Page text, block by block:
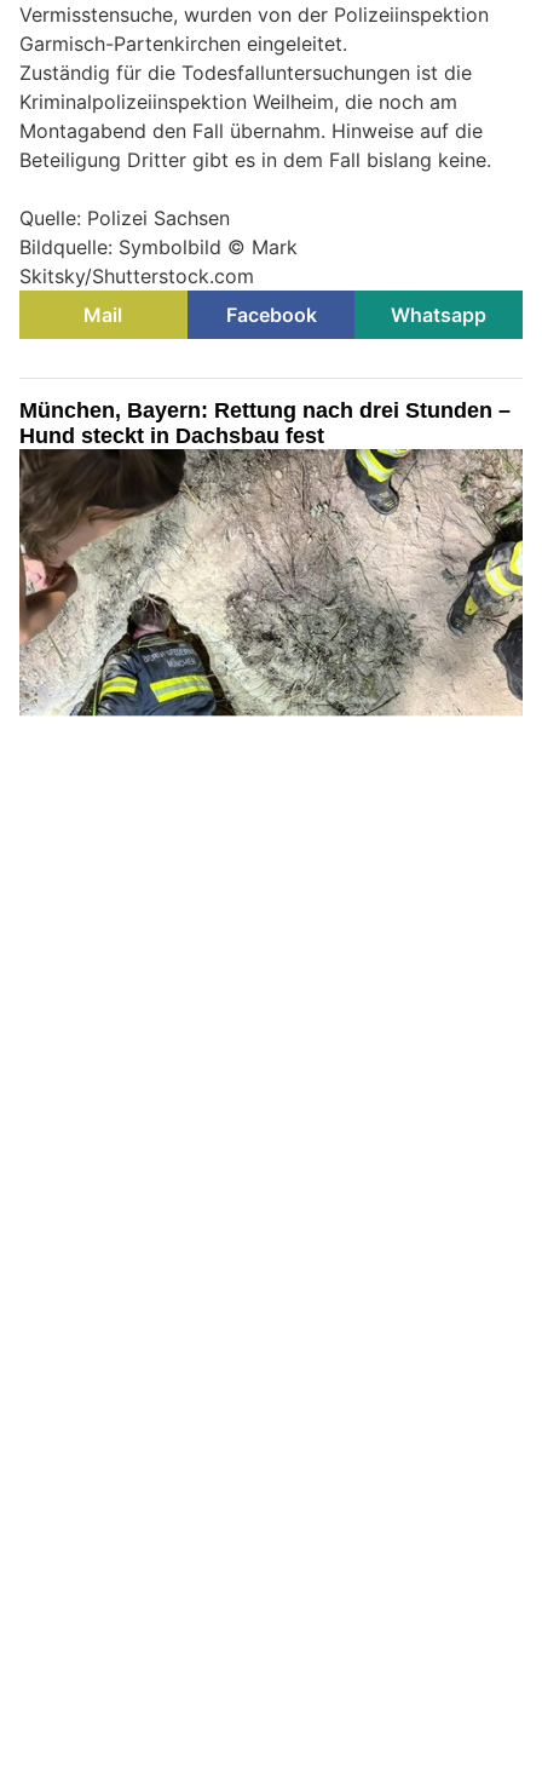
Vermisstensuche, wurden von der Polizeiinspektion
Garmisch-Partenkirchen eingeleitet.
Zuständig für die Todesfalluntersuchungen ist die
Kriminalpolizeiinspektion Weilheim, die noch am
Montagabend den Fall übernahm. Hinweise auf die
Beteiligung Dritter gibt es in dem Fall bislang keine.
Quelle: Polizei Sachsen
Bildquelle: Symbolbild © Mark
Skitsky/Shutterstock.com
Mail
Facebook Whatsapp
München, Bayern: Rettung nach drei Stunden –
Hund steckt in Dachsbau fest